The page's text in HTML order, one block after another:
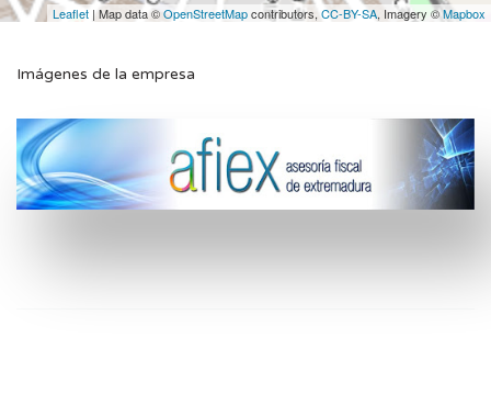
Leaflet | Map data ©OpenStreetMapcontributors,CC-BY-SA, Imagery ©Mapbox
Imágenes de la empresa